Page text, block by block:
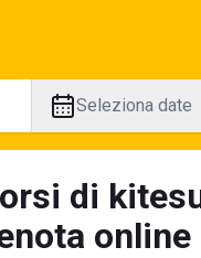
Seleziona date
di